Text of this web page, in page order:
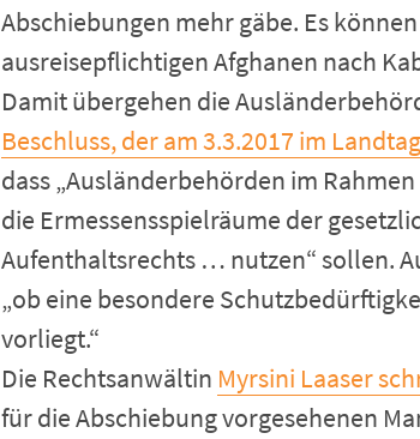
Abschiebungen mehr gäbe. Es
ausreisepflichtigen Afghanen nach
Damit übergehen die
Beschluss, der am 3.3.2017 im
dass „Ausländerbehörden im
die Ermessensspielräume der
Aufenthaltsrechts … nutzen“ sollen.
„ob eine besondere
vorliegt.“
Die Rechtsanwältin Myrsini Laaser
für die Abschiebung vorgesehenen